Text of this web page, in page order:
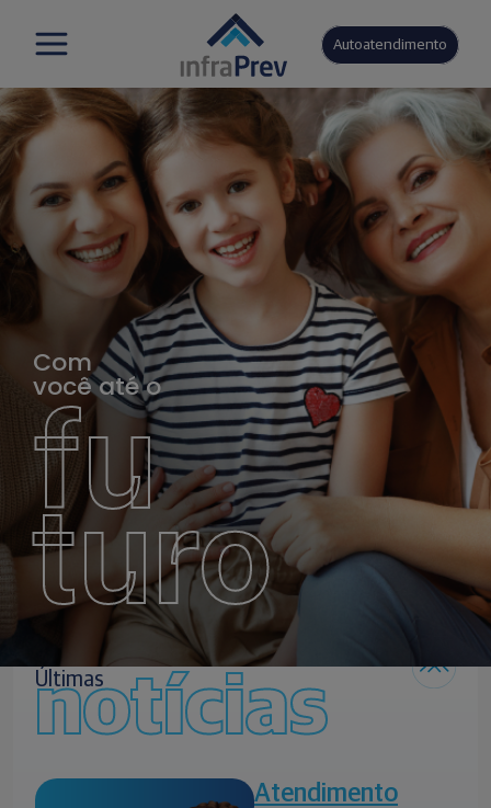
Autoatendimento
Com
você até o
fu
turo
Últimas
notícias
Atendimento